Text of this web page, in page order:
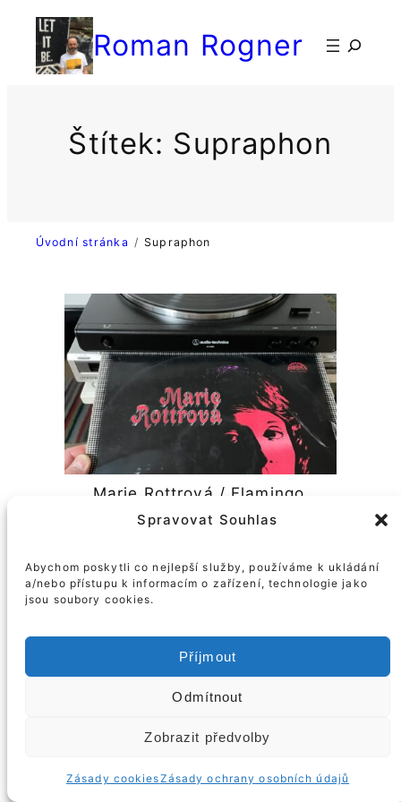
Spravovat Souhlas
Abychom poskytli co nejlepší služby, používáme k ukládání
a/nebo přístupu k informacím o zařízení, technologie jako
jsou soubory cookies.
Příjmout
Odmítnout
Zobrazit předvolby
Zásady cookiesZásady ochrany osobních údajů
Přeskočit
obsah
Roman Rogner
検
Štítek: Supraphon
Úvodní stránka Supraphon
Marie Rottrová / Flamingo
(Supraphon, 1972)
© Roman Rogner